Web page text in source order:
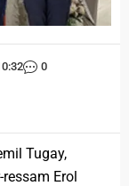
0
Tugay,
Erol